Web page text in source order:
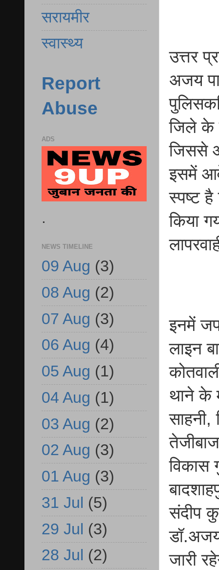
उत्तर
अजय
जिले के
जिससे
इसमें
स्पष्ट
किया
इनमें
लाइन
थाने के
साहनी,
विकास
संदीप
जारी
सरायमीर
स्वास्थ्य
Report
Abuse
ADS
.
NEWS TIMELINE
09 Aug (3)
08 Aug (2)
07 Aug (3)
06 Aug (4)
05 Aug (1)
04 Aug (1)
03 Aug (2)
02 Aug (3)
01 Aug (3)
31 Jul (5)
29 Jul (3)
28 Jul (2)